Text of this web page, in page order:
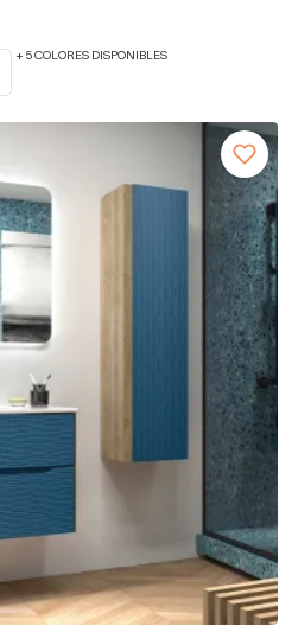
+ 5 COLORES DISPONIBLES